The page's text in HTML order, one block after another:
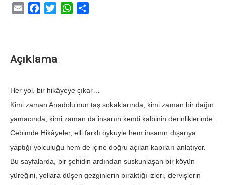
Email FacebookTwitterWhatsApp
Açıklama
Her yol, bir hikâyeye çıkar…
Kimi zaman Anadolu’nun taş sokaklarında, kimi zaman bir dağın
yamacında, kimi zaman da insanın kendi kalbinin derinliklerinde.
Cebimde Hikâyeler, elli farklı öyküyle hem insanın dışarıya
yaptığı yolculuğu hem de içine doğru açılan kapıları anlatıyor.
Bu sayfalarda, bir şehidin ardından suskunlaşan bir köyün
yüreğini, yollara düşen gezginlerin bıraktığı izleri, dervişlerin